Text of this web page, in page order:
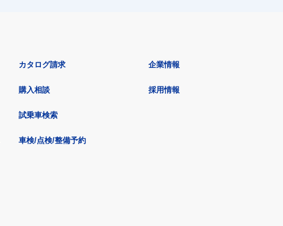
カタログ請求
購入相談
試乗車検索
車検/点検/整備予約
企業情報
採用情報